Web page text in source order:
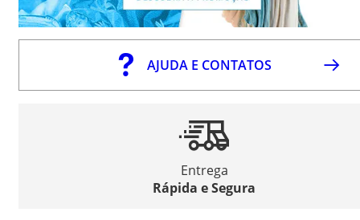
AJUDA E CONTATOS
Entrega
Rápida e Segura